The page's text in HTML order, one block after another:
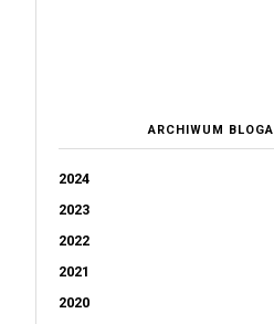
ARCHIWUM BLOGA
2024
2023
2022
2021
2020